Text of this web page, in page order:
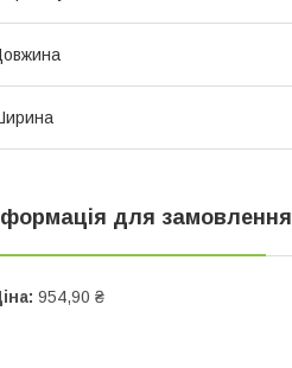
для замовлення
954,90 ₴